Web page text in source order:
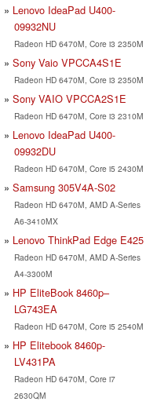
Lenovo IdeaPad U400-
09932NU
Radeon HD 6470M, Core i3 2350M
Sony Vaio VPCCA4S1E
Radeon HD 6470M, Core i3 2350M
Sony VAIO VPCCA2S1E
Radeon HD 6470M, Core i3 2310M
Lenovo IdeaPad U400-
09932DU
Radeon HD 6470M, Core i5 2430M
Samsung 305V4A-S02
Radeon HD 6470M, AMD A-Series
A6-3410MX
Lenovo ThinkPad Edge E425
Radeon HD 6470M, AMD A-Series
A4-3300M
HP EliteBook 8460p–
LG743EA
Radeon HD 6470M, Core i5 2540M
HP Elitebook 8460p-
LV431PA
Radeon HD 6470M, Core i7
2630QM